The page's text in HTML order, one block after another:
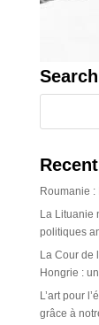
Search
Roumanie :
La Lituanie
politiques
La Cour de
Hongrie :
L’art pour
grâce à